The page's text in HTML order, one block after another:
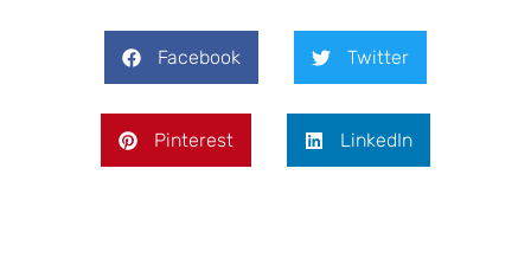
Facebook Twitter
Pinterest LinkedIn